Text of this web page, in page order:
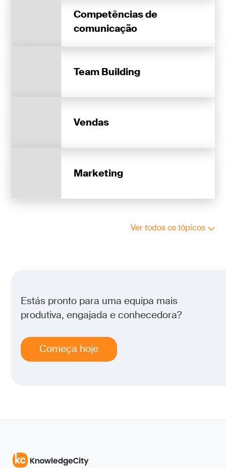
Competências de
comunicação
Team Building
Vendas
Marketing
Ver todos os tópicos
Estás pronto para uma equipa mais
produtiva, engajada e conhecedora?
Começa hoje